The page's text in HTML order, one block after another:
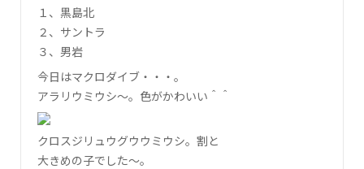
１、黒島北
２、サントラ
３、男岩
今日はマクロダイブ・・・。
アラリウミウシ～。色がかわいい＾＾
クロスジリュウグウウミウシ。割と
大きめの子でした～。